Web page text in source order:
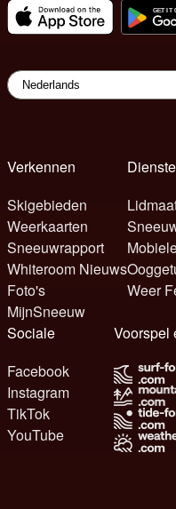
Verkennen
Skigebieden
Weerkaarten
Sneeuwrapport
Whiteroom Nieuws
Foto's
MijnSneeuw
Weer
Sociale
Facebook
Instagram
TikTok
YouTube
Voorspel